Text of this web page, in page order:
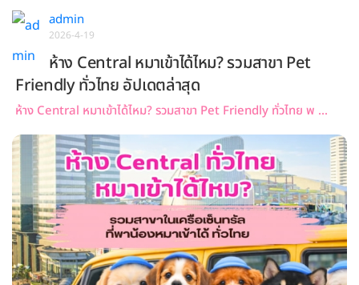
admin
2026-4-19
ห้าง Central หมาเข้าได้ไหม? รวมสาขา Pet
Friendly ทั่วไทย อัปเดตล่าสุด
ห้าง Central หมาเข้าได้ไหม? รวมสาขา Pet Friendly ทั่วไทย พ ...